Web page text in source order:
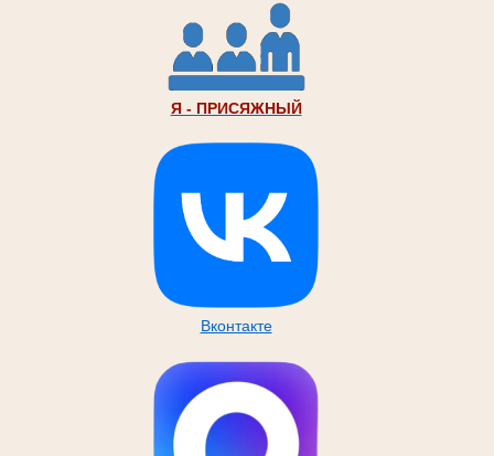
Я - ПРИСЯЖНЫЙ
Вконтакте